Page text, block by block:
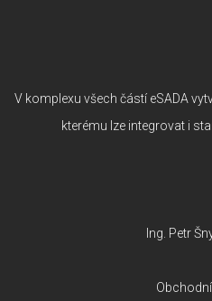
V komplexu všech částí eSADA
kterému lze integrovat i
Ing. Petr
Obchodní